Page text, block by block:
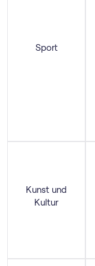
Sport
Kunst und
Kultur